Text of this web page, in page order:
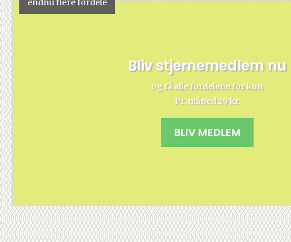
endnu flere fordele
Bliv stjernemedlem nu
og få alle fordelene for kun
Pr. måned 29 kr.
BLIV MEDLEM